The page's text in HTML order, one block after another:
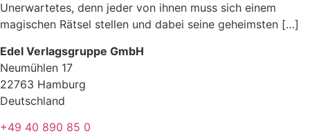
Unerwartetes, denn jeder von ihnen muss sich einem
magischen Rätsel stellen und dabei seine geheimsten […]
Edel Verlagsgruppe GmbH
Neumühlen 17
22763 Hamburg
Deutschland
+49 40 890 85 0